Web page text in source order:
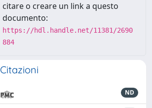
citare o creare un link a questo
documento:
https://hdl.handle.net/11381/2690
884
Citazioni
ND